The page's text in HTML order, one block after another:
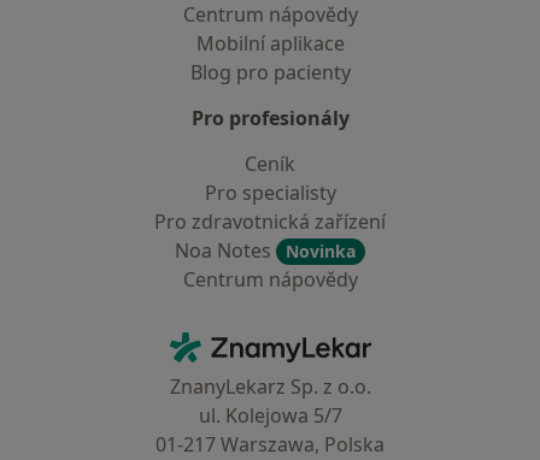
Centrum nápovědy
Mobilní aplikace
Blog pro pacienty
Pro profesionály
Ceník
Pro specialisty
Pro zdravotnická zařízení
Noa Notes
Novinka
Centrum nápovědy
ZnamyLekar - Hlavní stránka
ZnanyLekarz Sp. z o.o.
ul. Kolejowa 5/7
01-217 Warszawa, Polska